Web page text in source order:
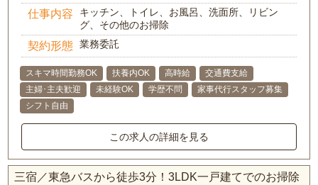
仕事内容
キッチン、トイレ、お風呂、洗面所、リビン
グ、その他のお掃除
契約形態 業務委託
スキマ時間勤務OK 扶養内OK 高時給
交通費支給
主婦･主夫歓迎
未経験OK 学歴不問
家事代行スタッフ募集
シフト自由
この求人の詳細を見る
三宿／東急バスから徒歩3分！3LDK一戸建てでのお掃除